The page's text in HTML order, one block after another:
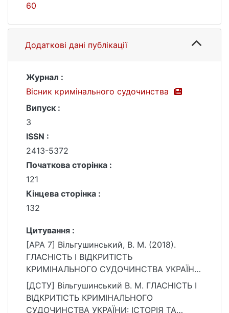
60
Додаткові дані публікації
Журнал :
Вісник кримінального судочинства
Випуск :
3
ISSN :
2413-5372
Початкова сторінка :
121
Кінцева сторінка :
132
Цитування :
[APA 7] Вільгушинський, В. М. (2018).
ГЛАСНІСТЬ І ВІДКРИТІСТЬ
КРИМІНАЛЬНОГО СУДОЧИНСТВА УКРАЇНИ:
ІСТОРІЯ ТА СУЧАСНІСТЬ. Вісник
кримінального судочинства, (3), 121–132.
https://ir.library.knu.ua/handle/15071834/239
[ДСТУ] Вільгушинський В. М. ГЛАСНІСТЬ І
ВІДКРИТІСТЬ КРИМІНАЛЬНОГО
СУДОЧИНСТВА УКРАЇНИ: ІСТОРІЯ ТА